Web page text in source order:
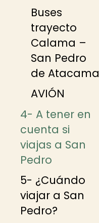
Buses
trayecto
Calama –
San Pedro
de Atacama
AVIÓN
4- A tener en
cuenta si
viajas a San
Pedro
5- ¿Cuándo
viajar a San
Pedro?